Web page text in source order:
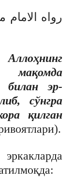
мақомда
билан эр-
сўнгра
қилган